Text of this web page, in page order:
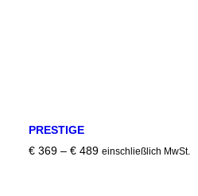
PRESTIGE
€ 369 – € 489Preisspanne:
einschließlich MwSt.